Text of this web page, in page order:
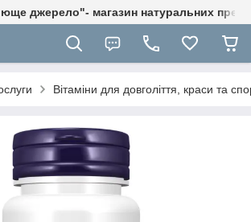
джерело"- магазин натуральних
Вітаміни для довголіття, краси та